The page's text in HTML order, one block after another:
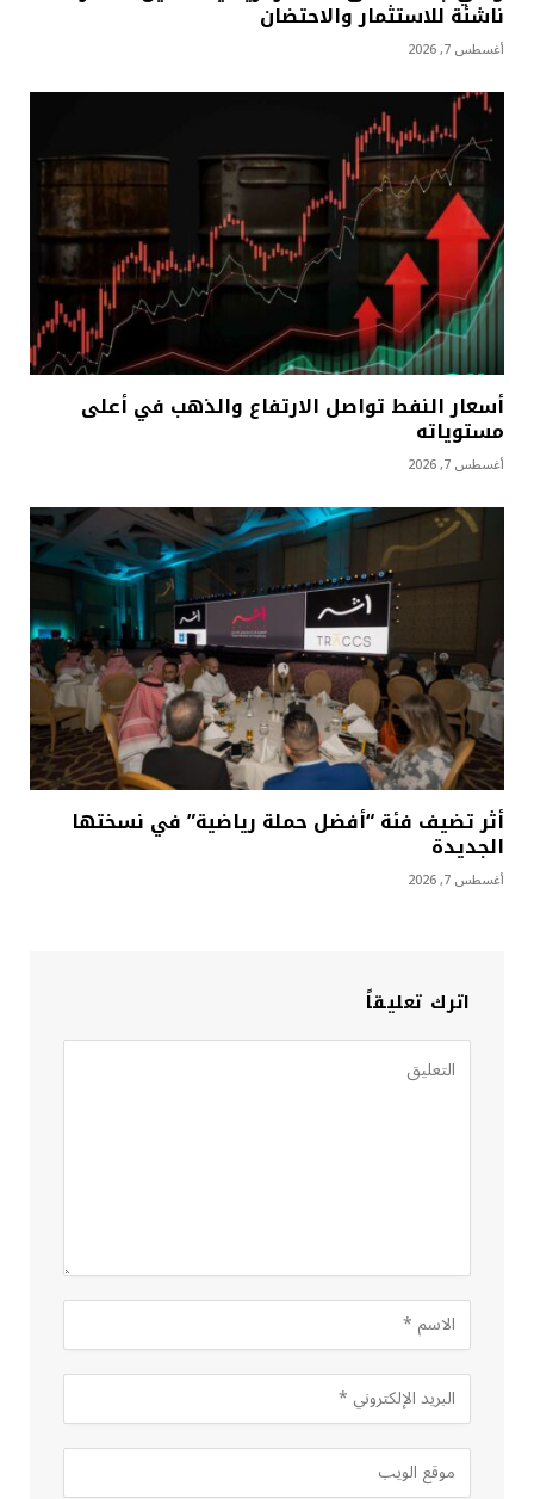
ناشئة للاستثمار والاحتضان
أغسطس 7, 2026
أسعار النفط تواصل الارتفاع والذهب في أعلى
مستوياته
أغسطس 7, 2026
أثر تضيف فئة “أفضل حملة رياضية” في نسختها
الجديدة
أغسطس 7, 2026
اترك تعليقاً